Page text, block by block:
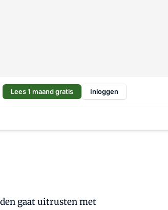
Lees 1 maand gratis Inloggen
gaat uitrusten met